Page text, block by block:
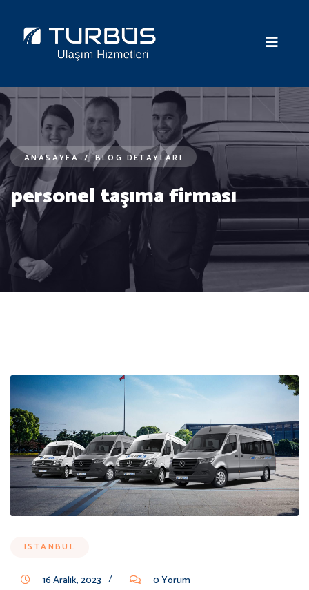
ANASAYFA / BLOG DETAYLARI
personel taşıma firması
ISTANBUL
16 Aralık, 2023 / 0 Yorum